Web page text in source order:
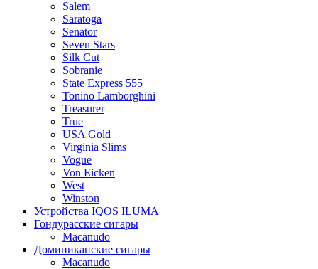
Salem
Saratoga
Senator
Seven Stars
Silk Cut
Sobranie
State Express 555
Tonino Lamborghini
Treasurer
True
USA Gold
Virginia Slims
Vogue
Von Eicken
West
Winston
Устройства IQOS ILUMA
Гондурасские сигары
Macanudo
Доминиканские сигары
Macanudo